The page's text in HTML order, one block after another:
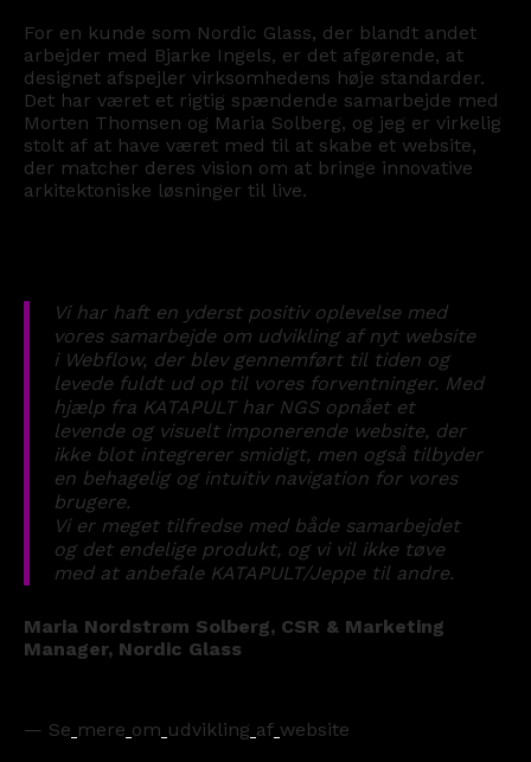
For en kunde som Nordic Glass, der blandt andet
arbejder med Bjarke Ingels, er det afgørende, at
designet afspejler virksomhedens høje standarder.
Det har været et rigtig spændende samarbejde med
Morten Thomsen og Maria Solberg, og jeg er virkelig
stolt af at have været med til at skabe et website,
der matcher deres vision om at bringe innovative
arkitektoniske løsninger til live.
Vi har haft en yderst positiv oplevelse med
vores samarbejde om udvikling af nyt website
i Webflow, der blev gennemført til tiden og
levede fuldt ud op til vores forventninger. Med
hjælp fra KATAPULT har NGS opnået et
levende og visuelt imponerende website, der
ikke blot integrerer smidigt, men også tilbyder
en behagelig og intuitiv navigation for vores
brugere.
Vi er meget tilfredse med både samarbejdet
og det endelige produkt, og vi vil ikke tøve
med at anbefale KATAPULT/Jeppe til andre.
Maria Nordstrøm Solberg, CSR & Marketing
Manager, Nordic Glass
— Se mere om udvikling af website